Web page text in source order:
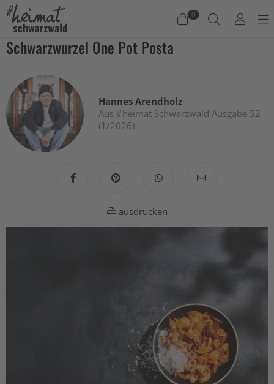
0
Es befinden sich keine Produkte im Warenkorb.
Jetzt einkaufen
Schwarzwurzel One Pot Posta
Hannes Arendholz
Aus #heimat Schwarzwald Ausgabe 52
(1/2026)
ausdrucken